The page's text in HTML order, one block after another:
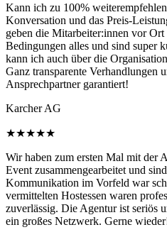
Kann ich zu 100%
Konversation und das Preis-
geben die Mitarbeiter:innen vor
Bedingungen alles und sind super
kann ich auch über die
Ganz transparente Verhandlungen
Ansprechpartner garantiert!
Karcher AG
★★★★★
Wir haben zum ersten Mal mit der
Event zusammengearbeitet und
Kommunikation im Vorfeld war
vermittelten Hostessen waren
zuverlässig. Die Agentur ist seriös
ein großes Netzwerk. Gerne